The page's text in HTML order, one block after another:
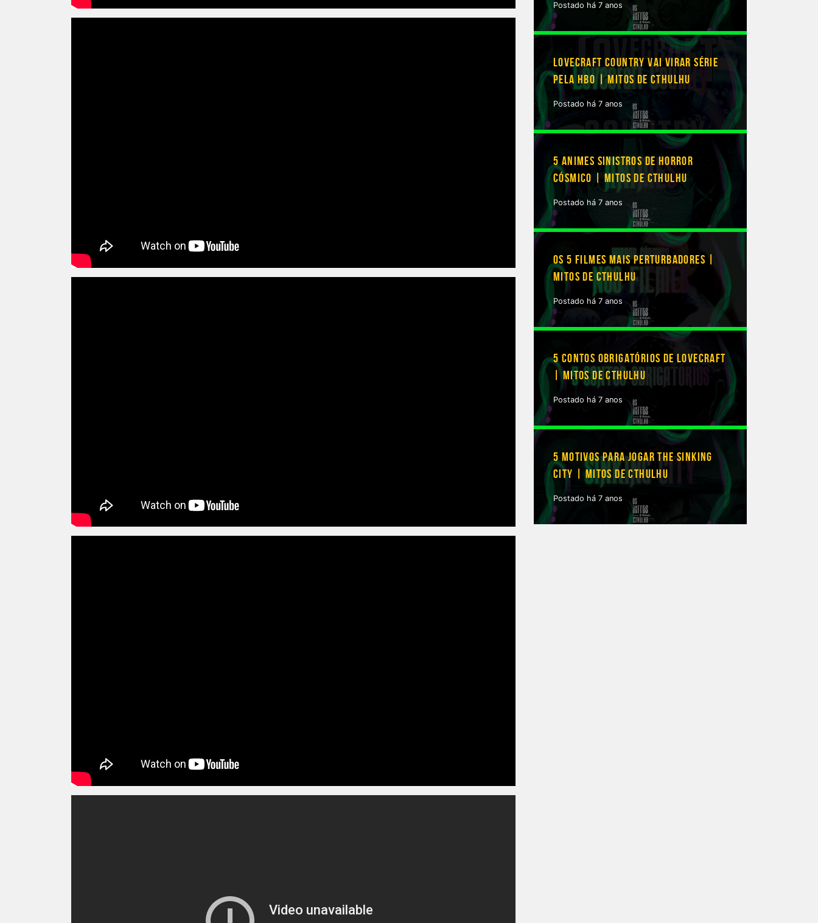
Postado há 7 anos
LOVECRAFT COUNTRY VAI VIRAR SÉRIE
PELA HBO | MITOS DE CTHULHU
Postado há 7 anos
5 ANIMES SINISTROS DE HORROR
CÓSMICO | MITOS DE CTHULHU
Postado há 7 anos
OS 5 FILMES MAIS PERTURBADORES |
MITOS DE CTHULHU
Postado há 7 anos
5 CONTOS OBRIGATÓRIOS DE LOVECRAFT
| MITOS DE CTHULHU
Postado há 7 anos
5 MOTIVOS PARA JOGAR THE SINKING
CITY | MITOS DE CTHULHU
Postado há 7 anos